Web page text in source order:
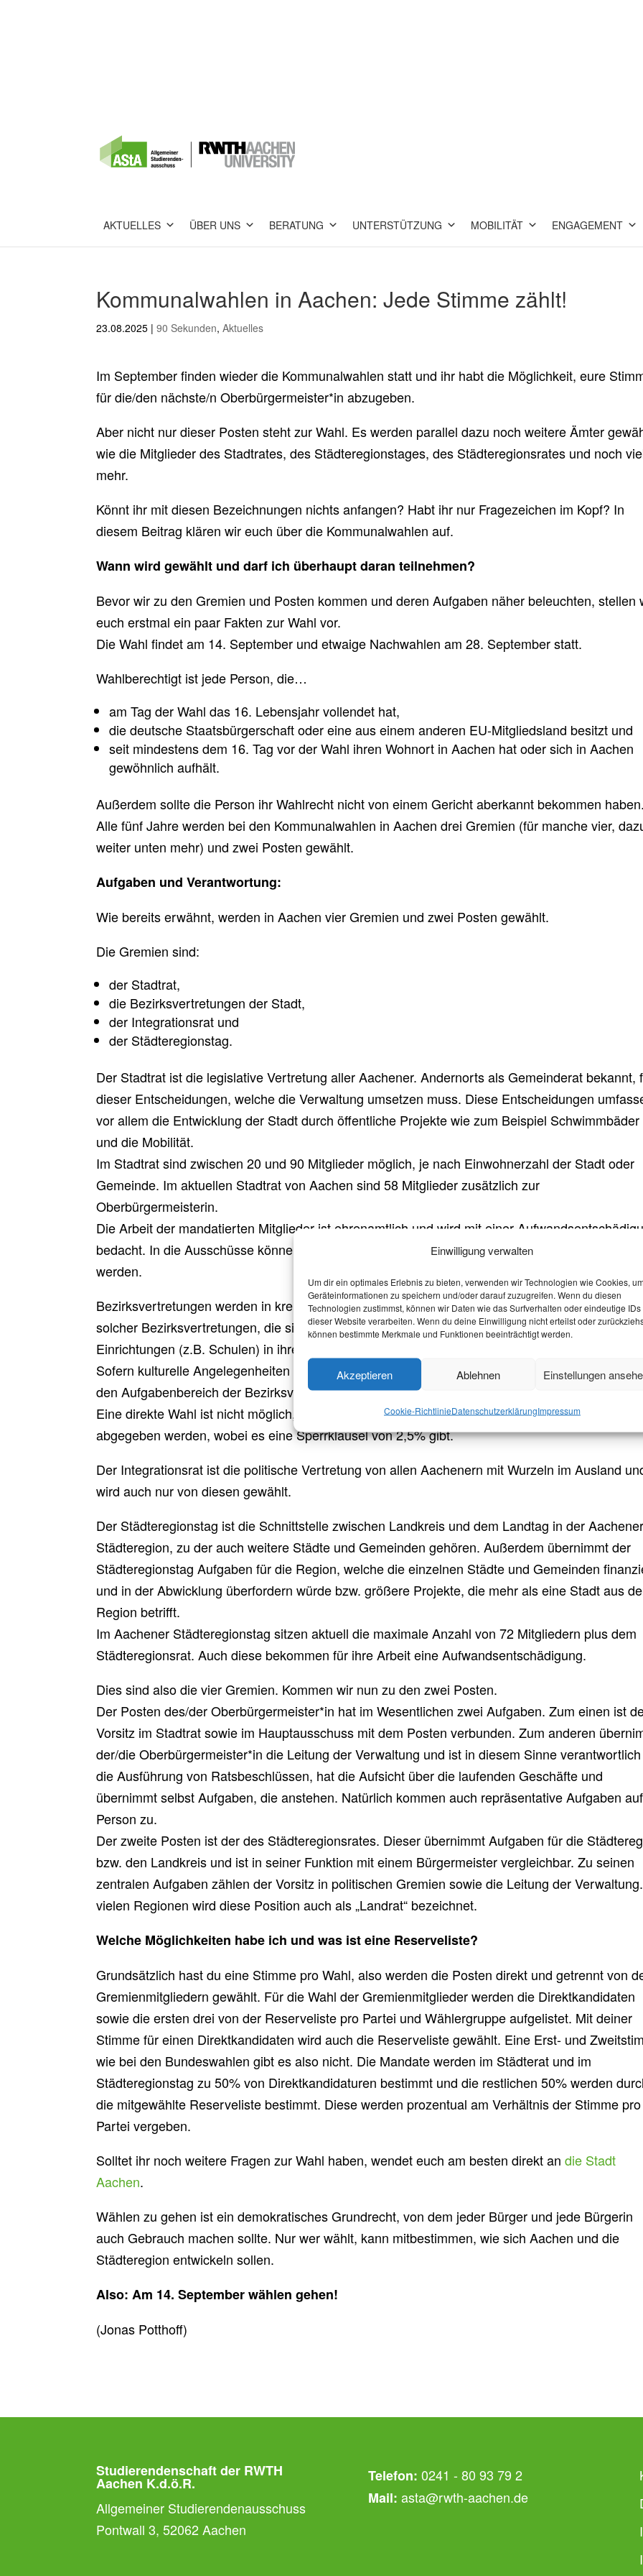
Einwilligung verwalten
Um dir ein optimales Erlebnis zu bieten, verwenden wir Technologien wie Cookies,
Geräteinformationen zu speichern und/oder darauf zuzugreifen. Wenn du diesen
Technologien zustimmst, können wir Daten wie das Surfverhalten oder eindeutige IDs
dieser Website verarbeiten. Wenn du deine Einwilligung nicht erteilst oder
können bestimmte Merkmale und Funktionen beeinträchtigt werden.
Akzeptieren Ablehnen Einstellungen
Cookie-RichtlinieDatenschutzerklärungImpressum
AKTUELLES ÜBER UNS BERATUNG UNTERSTÜTZUNG MOBILITÄT ENGAGEMENT
Kommunalwahlen in Aachen: Jede Stimme zählt!
23.08.2025 |90 Sekunden,Aktuelles
Im September finden wieder die Kommunalwahlen statt und ihr habt die Möglichkeit, eure
für die/den nächste/n Oberbürgermeister*in abzugeben.
Aber nicht nur dieser Posten steht zur Wahl. Es werden parallel dazu noch weitere Ämter
wie die Mitglieder des Stadtrates, des Städteregionstages, des Städteregionsrates und noch
mehr.
Könnt ihr mit diesen Bezeichnungen nichts anfangen? Habt ihr nur Fragezeichen im Kopf? In
diesem Beitrag klären wir euch über die Kommunalwahlen auf.
Wann wird gewählt und darf ich überhaupt daran teilnehmen?
Bevor wir zu den Gremien und Posten kommen und deren Aufgaben näher beleuchten, stellen
euch erstmal ein paar Fakten zur Wahl vor.
Die Wahl findet am 14. September und etwaige Nachwahlen am 28. September statt.
Wahlberechtigt ist jede Person, die…
am Tag der Wahl das 16. Lebensjahr vollendet hat,
die deutsche Staatsbürgerschaft oder eine aus einem anderen EU-Mitgliedsland besitzt und
seit mindestens dem 16. Tag vor der Wahl ihren Wohnort in Aachen hat oder sich in Aachen
gewöhnlich aufhält.
Außerdem sollte die Person ihr Wahlrecht nicht von einem Gericht aberkannt bekommen haben.
Alle fünf Jahre werden bei den Kommunalwahlen in Aachen drei Gremien (für manche vier,
weiter unten mehr) und zwei Posten gewählt.
Aufgaben und Verantwortung:
Wie bereits erwähnt, werden in Aachen vier Gremien und zwei Posten gewählt.
Die Gremien sind:
der Stadtrat,
die Bezirksvertretungen der Stadt,
der Integrationsrat und
der Städteregionstag.
Der Stadtrat ist die legislative Vertretung aller Aachener. Andernorts als Gemeinderat bekannt,
dieser Entscheidungen, welche die Verwaltung umsetzen muss. Diese Entscheidungen
vor allem die Entwicklung der Stadt durch öffentliche Projekte wie zum Beispiel Schwimmbäder
und die Mobilität.
Im Stadtrat sind zwischen 20 und 90 Mitglieder möglich, je nach Einwohnerzahl der Stadt oder
Gemeinde. Im aktuellen Stadtrat von Aachen sind 58 Mitglieder zusätzlich zur
Oberbürgermeisterin.
Die Arbeit der mandatierten Mitglieder ist ehrenamtlich und wird mit einer
bedacht. In die Ausschüsse können auch „sachkundige“ Bürger durch den Stadtrat gewählt
werden.
Bezirksvertretungen werden in kreisfreien Städten wie Aachen gewählt. In Aachen gibt es
solcher Bezirksvertretungen, die sich um die Ausstattung und den Unterhalt von öffentlichen
Einrichtungen (z.B. Schulen) in ihrem Bezirk kümmern.
Sofern kulturelle Angelegenheiten nicht vom Stadtrat übernommen werden, fallen auch diese in
den Aufgabenbereich der Bezirksvertretungen.
Eine direkte Wahl ist nicht möglich, es kann eine Stimme für Parteien und Wählergruppen
abgegeben werden, wobei es eine Sperrklausel von 2,5% gibt.
Der Integrationsrat ist die politische Vertretung von allen Aachenern mit Wurzeln im Ausland
wird auch nur von diesen gewählt.
Der Städteregionstag ist die Schnittstelle zwischen Landkreis und dem Landtag in der Aachener
Städteregion, zu der auch weitere Städte und Gemeinden gehören. Außerdem übernimmt der
Städteregionstag Aufgaben für die Region, welche die einzelnen Städte und Gemeinden
und in der Abwicklung überfordern würde bzw. größere Projekte, die mehr als eine Stadt aus
Region betrifft.
Im Aachener Städteregionstag sitzen aktuell die maximale Anzahl von 72 Mitgliedern plus dem
Städteregionsrat. Auch diese bekommen für ihre Arbeit eine Aufwandsentschädigung.
Dies sind also die vier Gremien. Kommen wir nun zu den zwei Posten.
Der Posten des/der Oberbürgermeister*in hat im Wesentlichen zwei Aufgaben. Zum einen ist
Vorsitz im Stadtrat sowie im Hauptausschuss mit dem Posten verbunden. Zum anderen
der/die Oberbürgermeister*in die Leitung der Verwaltung und ist in diesem Sinne
die Ausführung von Ratsbeschlüssen, hat die Aufsicht über die laufenden Geschäfte und
übernimmt selbst Aufgaben, die anstehen. Natürlich kommen auch repräsentative Aufgaben
Person zu.
Der zweite Posten ist der des Städteregionsrates. Dieser übernimmt Aufgaben für die
bzw. den Landkreis und ist in seiner Funktion mit einem Bürgermeister vergleichbar. Zu seinen
zentralen Aufgaben zählen der Vorsitz in politischen Gremien sowie die Leitung der
vielen Regionen wird diese Position auch als „Landrat“ bezeichnet.
Welche Möglichkeiten habe ich und was ist eine Reserveliste?
Grundsätzlich hast du eine Stimme pro Wahl, also werden die Posten direkt und getrennt von
Gremienmitgliedern gewählt. Für die Wahl der Gremienmitglieder werden die Direktkandidaten
sowie die ersten drei von der Reserveliste pro Partei und Wählergruppe aufgelistet. Mit deiner
Stimme für einen Direktkandidaten wird auch die Reserveliste gewählt. Eine Erst- und
wie bei den Bundeswahlen gibt es also nicht. Die Mandate werden im Städterat und im
Städteregionstag zu 50% von Direktkandidaturen bestimmt und die restlichen 50% werden
die mitgewählte Reserveliste bestimmt. Diese werden prozentual am Verhältnis der Stimme pro
Partei vergeben.
Solltet ihr noch weitere Fragen zur Wahl haben, wendet euch am besten direkt andie Stadt
Aachen.
Wählen zu gehen ist ein demokratisches Grundrecht, von dem jeder Bürger und jede Bürgerin
auch Gebrauch machen sollte. Nur wer wählt, kann mitbestimmen, wie sich Aachen und die
Städteregion entwickeln sollen.
Also: Am 14. September wählen gehen!
(Jonas Potthoff)
Studierendenschaft der RWTH
Aachen K.d.ö.R.
Allgemeiner Studierendenausschuss
Pontwall 3, 52062 Aachen
Telefon: 0241 - 80 93 79 2
Mail: asta@rwth-aachen.de